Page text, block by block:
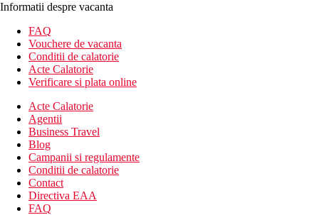
Informatii despre vacanta
FAQ
Vouchere de vacanta
Conditii de calatorie
Acte Calatorie
Verificare si plata online
Acte Calatorie
Agentii
Business Travel
Blog
Campanii si regulamente
Conditii de calatorie
Contact
Directiva EAA
FAQ